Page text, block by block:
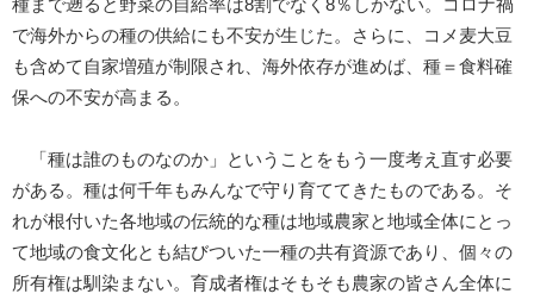
種まで遡ると野菜の自給率は8割でなく8％しかない。コロナ禍
で海外からの種の供給にも不安が生じた。さらに、コメ麦大豆
も含めて自家増殖が制限され、海外依存が進めば、種＝食料確
保への不安が高まる。
「種は誰のものなのか」ということをもう一度考え直す必要
がある。種は何千年もみんなで守り育ててきたものである。そ
れが根付いた各地域の伝統的な種は地域農家と地域全体にとっ
て地域の食文化とも結びついた一種の共有資源であり、個々の
所有権は馴染まない。育成者権はそもそも農家の皆さん全体に